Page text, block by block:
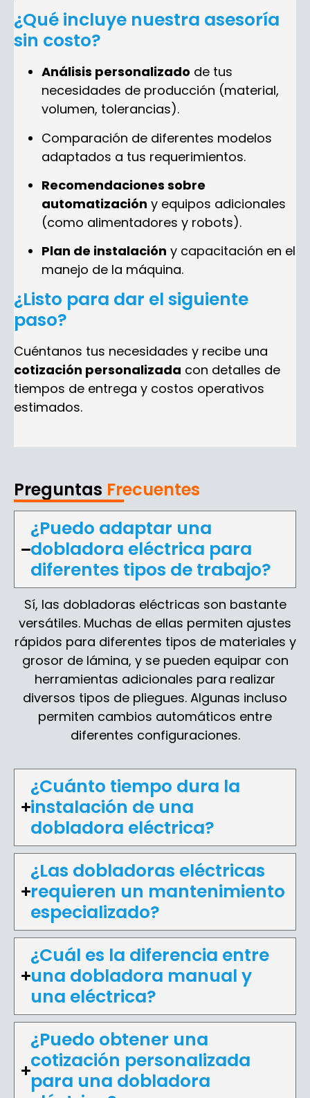
¿Qué incluye nuestra asesoría
sin costo?
Análisis personalizado de tus
necesidades de producción (material,
volumen, tolerancias).
Comparación de diferentes modelos
adaptados a tus requerimientos.
Recomendaciones sobre
automatización y equipos adicionales
(como alimentadores y robots).
Plan de instalación y capacitación en el
manejo de la máquina.
¿Listo para dar el siguiente
paso?
Cuéntanos tus necesidades y recibe una
cotización personalizada con detalles de
tiempos de entrega y costos operativos
estimados.
Preguntas Frecuentes
¿Puedo adaptar una
dobladora eléctrica para
diferentes tipos de trabajo?
Sí, las dobladoras eléctricas son bastante
versátiles. Muchas de ellas permiten ajustes
rápidos para diferentes tipos de materiales y
grosor de lámina, y se pueden equipar con
herramientas adicionales para realizar
diversos tipos de pliegues. Algunas incluso
permiten cambios automáticos entre
diferentes configuraciones.
¿Cuánto tiempo dura la
instalación de una
dobladora eléctrica?
¿Las dobladoras eléctricas
requieren un mantenimiento
especializado?
¿Cuál es la diferencia entre
una dobladora manual y
una eléctrica?
¿Puedo obtener una
cotización personalizada
para una dobladora